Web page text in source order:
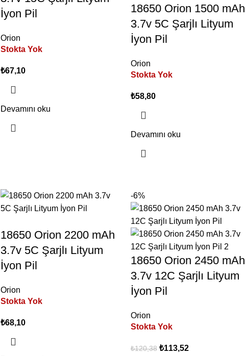
İyon Pil
Orion
Stokta Yok
₺67,10
Devamını oku
18650 Orion 1500 mAh
3.7v 5C Şarjlı Lityum
İyon Pil
Orion
Stokta Yok
₺58,80
Devamını oku
18650 Orion 2200 mAh
3.7v 5C Şarjlı Lityum
İyon Pil
Orion
Stokta Yok
₺68,10
-6%
18650 Orion 2450 mAh
3.7v 12C Şarjlı Lityum
İyon Pil
Orion
Stokta Yok
₺120,38 ₺113,52